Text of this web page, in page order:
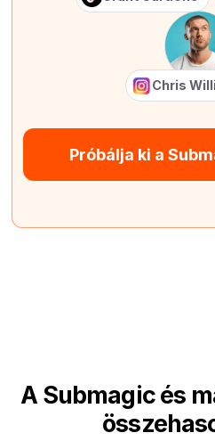
Chris
Próbálja ki a
A Submagic és